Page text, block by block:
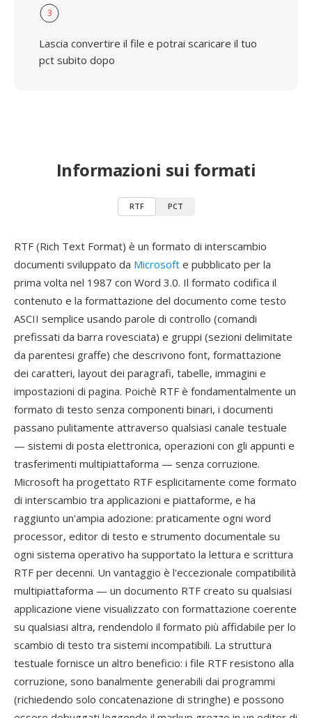
3
Lascia convertire il file e potrai scaricare il tuo
pct subito dopo
Informazioni sui formati
RTF PCT
RTF (Rich Text Format) è un formato di interscambio
documenti sviluppato da Microsoft e pubblicato per la
prima volta nel 1987 con Word 3.0. Il formato codifica il
contenuto e la formattazione del documento come testo
ASCII semplice usando parole di controllo (comandi
prefissati da barra rovesciata) e gruppi (sezioni delimitate
da parentesi graffe) che descrivono font, formattazione
dei caratteri, layout dei paragrafi, tabelle, immagini e
impostazioni di pagina. Poichè RTF è fondamentalmente un
formato di testo senza componenti binari, i documenti
passano pulitamente attraverso qualsiasi canale testuale
— sistemi di posta elettronica, operazioni con gli appunti e
trasferimenti multipiattaforma — senza corruzione.
Microsoft ha progettato RTF esplicitamente come formato
di interscambio tra applicazioni e piattaforme, e ha
raggiunto un'ampia adozione: praticamente ogni word
processor, editor di testo e strumento documentale su
ogni sistema operativo ha supportato la lettura e scrittura
RTF per decenni. Un vantaggio è l'eccezionale compatibilità
multipiattaforma — un documento RTF creato su qualsiasi
applicazione viene visualizzato con formattazione coerente
su qualsiasi altra, rendendolo il formato più affidabile per lo
scambio di testo tra sistemi incompatibili. La struttura
testuale fornisce un altro beneficio: i file RTF resistono alla
corruzione, sono banalmente generabili dai programmi
(richiedendo solo concatenazione di stringhe) e possono